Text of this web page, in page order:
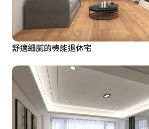
舒適細膩的機能退休宅